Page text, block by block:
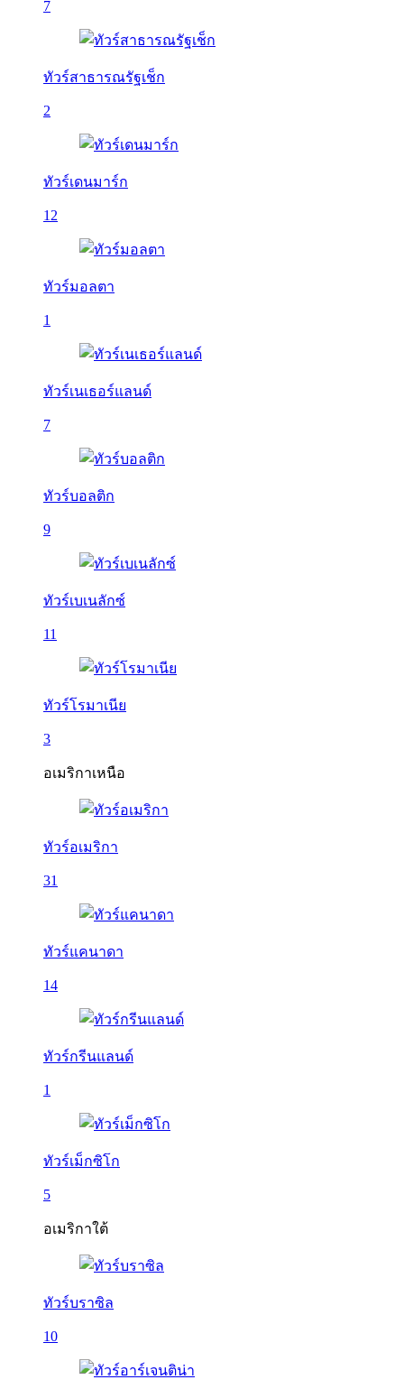
7
ทัวร์สาธารณรัฐเช็ก
2
ทัวร์เดนมาร์ก
12
ทัวร์มอลตา
1
ทัวร์เนเธอร์แลนด์
7
ทัวร์บอลติก
9
ทัวร์เบเนลักซ์
11
ทัวร์โรมาเนีย
3
อเมริกาเหนือ
ทัวร์อเมริกา
31
ทัวร์แคนาดา
14
ทัวร์กรีนแลนด์
1
ทัวร์เม็กซิโก
5
อเมริกาใต้
ทัวร์บราซิล
10